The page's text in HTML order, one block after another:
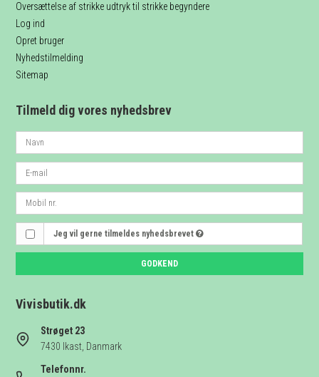
Oversættelse af strikke udtryk til strikke begyndere
Log ind
Opret bruger
Nyhedstilmelding
Sitemap
Tilmeld dig vores nyhedsbrev
Jeg vil gerne tilmeldes nyhedsbrevet
GODKEND
Vivisbutik.dk
Strøget 23
7430 Ikast, Danmark
Telefonnr.